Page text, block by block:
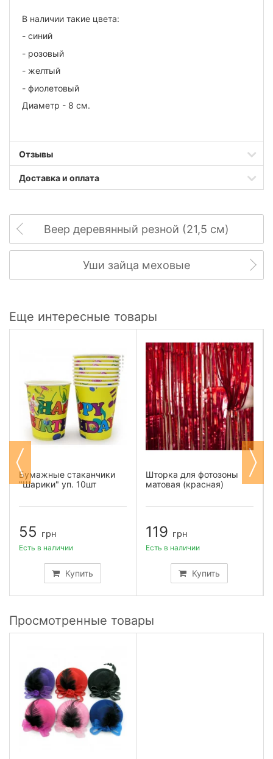
В наличии такие цвета:
- синий
- розовый
- желтый
- фиолетовый
Диаметр - 8 см.
Отзывы
Доставка и оплата
Веер деревянный резной (21,5 см)
Уши зайца меховые
Еще интересные товары
Бумажные стаканчики
"Шарики" уп. 10шт
55 грн
Купить
Есть в наличии
Шторка для фотозоны
матовая (красная)
119 грн
Купить
Есть в наличии
Просмотренные товары